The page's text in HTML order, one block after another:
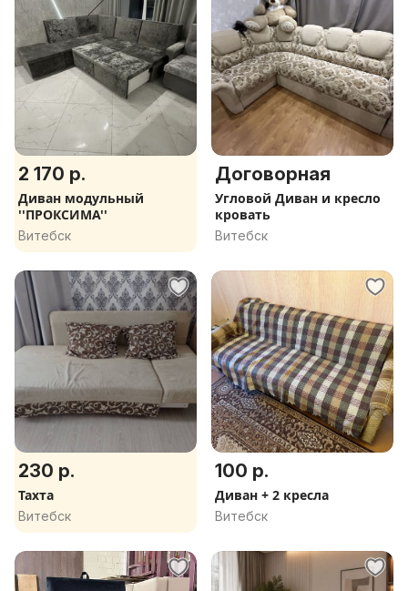
2 170 р.
Диван модульный
''ПРОКСИМА''
Витебск
Договорная
Угловой Диван и кресло
кровать
Витебск
230 р.
Тахта
Витебск
100 р.
Диван + 2 кресла
Витебск